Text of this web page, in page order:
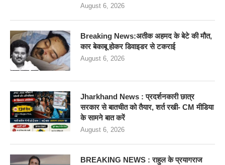
August 6, 2026
Breaking News:अतीक अहमद के बेटे की मौत,
कार बेकाबू होकर डिवाइडर से टकराई
August 6, 2026
Jharkhand News : प्रदर्शनकारी छात्र
सरकार से बातचीत को तैयार, शर्त रखी- CM मीडिया
के सामने बात करें
August 6, 2026
BREAKING NEWS : राहुल के प्रयागराज